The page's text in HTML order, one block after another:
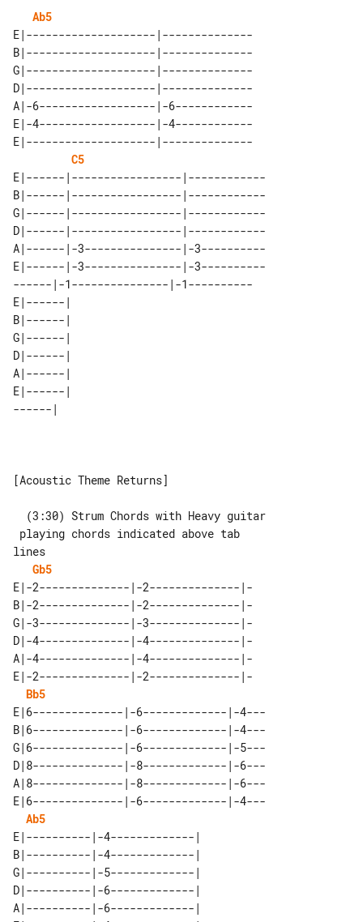
Ab5
E|--------------------|--------------
B|--------------------|--------------
G|--------------------|--------------
D|--------------------|--------------
A|-6------------------|-6------------
E|-4------------------|-4------------
E|--------------------|--------------
C5
E|------|-----------------|------------
B|------|-----------------|------------
G|------|-----------------|------------
D|------|-----------------|------------
A|------|-3---------------|-3----------
E|------|-3---------------|-3----------
------|-1---------------|-1----------
E|------|
B|------|
G|------|
D|------|
A|------|
E|------|
[Acoustic Theme Returns]
Gb5
E|-2--------------|-2--------------|-
B|-2--------------|-2--------------|-
G|-3--------------|-3--------------|-
D|-4--------------|-4--------------|-
A|-4--------------|-4--------------|-
E|-2--------------|-2--------------|-
Bb5
E|6--------------|-6-------------|-4---
B|6--------------|-6-------------|-4---
G|6--------------|-6-------------|-5---
D|8--------------|-8-------------|-6---
A|8--------------|-8-------------|-6---
E|6--------------|-6-------------|-4---
Ab5
E|----------|-4-------------|
B|----------|-4-------------|
G|----------|-5-------------|
D|----------|-6-------------|
A|----------|-6-------------|